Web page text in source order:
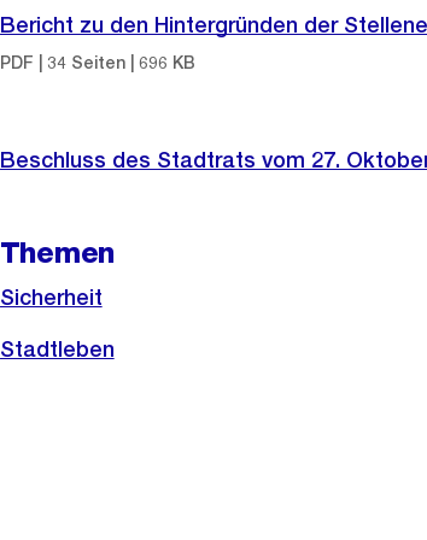
Bericht zu den Hintergründen der
PDF | 34 Seiten | 696 KB
Beschluss des Stadtrats vom 27. Oktober
Themen
Sicherheit
Stadtleben